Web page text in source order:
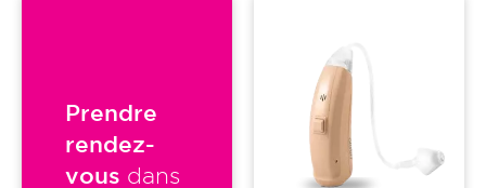
Prendre
rendez-
vous dans